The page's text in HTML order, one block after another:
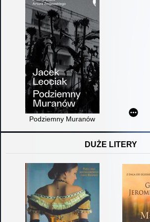
Podziemny Muranów
DUŻE LITERY